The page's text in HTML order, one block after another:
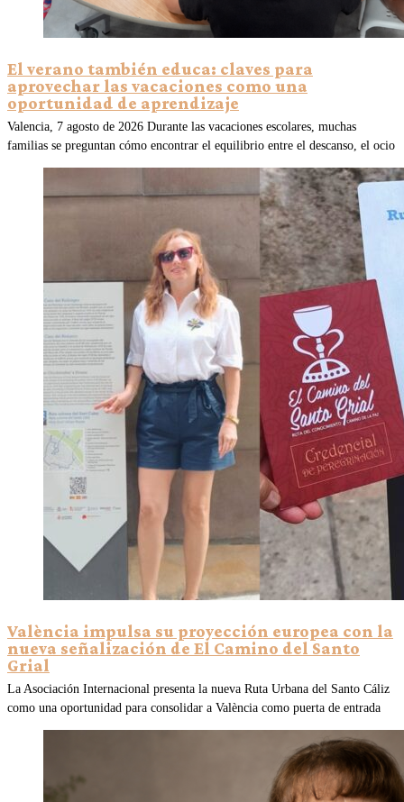
El verano también educa: claves para
aprovechar las vacaciones como una
oportunidad de aprendizaje
Valencia, 7 agosto de 2026 Durante las vacaciones escolares, muchas
familias se preguntan cómo encontrar el equilibrio entre el descanso, el ocio
València impulsa su proyección europea con la
nueva señalización de El Camino del Santo
Grial
La Asociación Internacional presenta la nueva Ruta Urbana del Santo Cáliz
como una oportunidad para consolidar a València como puerta de entrada